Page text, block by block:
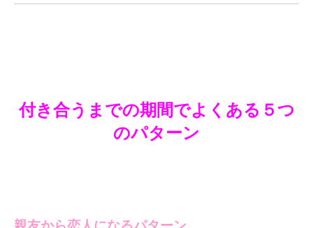
付き合うまでの期間でよくある５つ
のパターン